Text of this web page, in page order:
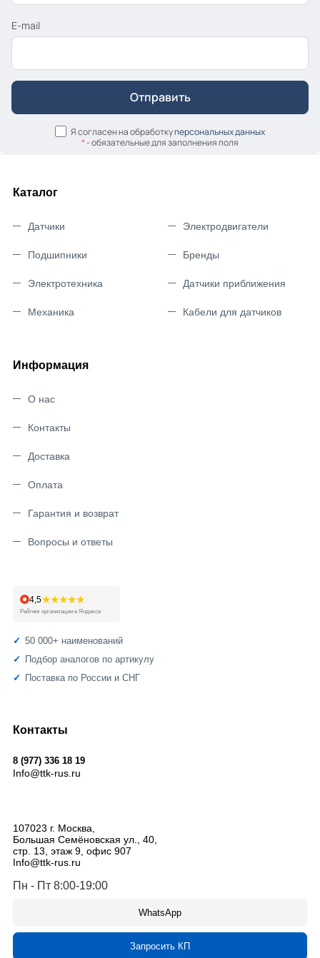
E-mail
Я согласен на обработкуперсональных данных
*- обязательные для заполнения поля
Каталог
Датчики
Подшипники
Электротехника
Механика
Электродвигатели
Бренды
Датчики приближения
Кабели для датчиков
Информация
О нас
Контакты
Доставка
Оплата
Гарантия и возврат
Вопросы и ответы
4,5★★★★★
Рейтинг организации в Яндексе
50 000+ наименований
Подбор аналогов по артикулу
Поставка по России и СНГ
Контакты
8 (977) 336 18 19
Info@ttk-rus.ru
107023 г. Москва,
Большая Семёновская ул., 40,
стр. 13, этаж 9, офис 907
Info@ttk-rus.ru
Пн - Пт 8:00-19:00
WhatsApp
Запросить КП